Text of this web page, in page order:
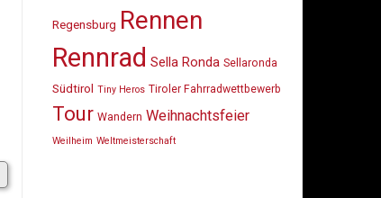
Regensburg Rennen
Rennrad Sella Ronda Sellaronda
Südtirol Tiny Heros Tiroler Fahrradwettbewerb
Tour Wandern Weihnachtsfeier
Weilheim Weltmeisterschaft